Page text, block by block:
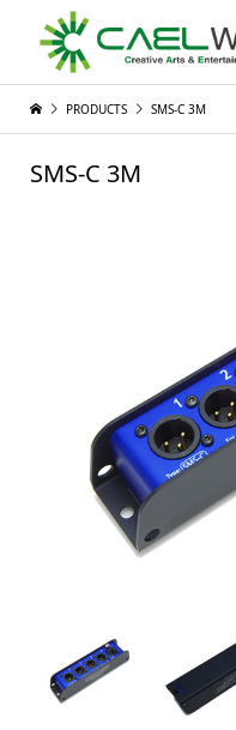
PRODUCTS SMS-C 3M
SMS-C 3M